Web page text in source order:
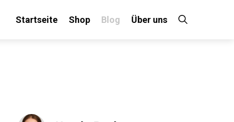
Startseite Shop Blog Über uns